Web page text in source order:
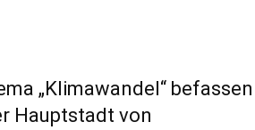
„Klimawandel“ befassen
Hauptstadt von